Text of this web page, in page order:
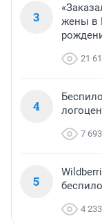
3
жены в
21
4
7 693
5
4 233